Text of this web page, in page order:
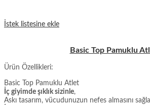
İstek listesine ekle
Basic Top Pamuklu
Ürün Özellikleri:
Basic Top Pamuklu Atlet
İç giyimde şıklık sizinle,
Askı tasarım, vücudunuzun nefes almasını